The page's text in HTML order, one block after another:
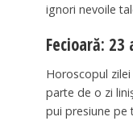
ignori nevoile
Fecioară:
Horoscopul
parte de o zi
pui presiune pe